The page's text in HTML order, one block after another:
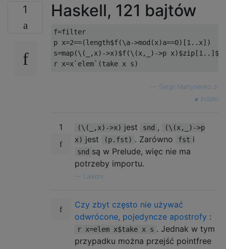
1 Haskell, 121 bajtów
f=filter
p x=2==(length$f(\a->mod(x)a==0)[1..x])
s=map(\(_,x)->x)$f(\(x,_)->p
Sergii Martynenko Jr
źródło
1 (\(_,x)->x) jest snd ,
(\(x,_)->p
x) jest (p.fst) . Zarówno fst i
snd są w Prelude, więc nie ma
potrzeby importu.
Laikoni
Czy zbyt często nie używać
odwrócone, pojedyncze apostrofy :
r x=elem x$take x s . Jednak w tym
przypadku można przejść pointfree